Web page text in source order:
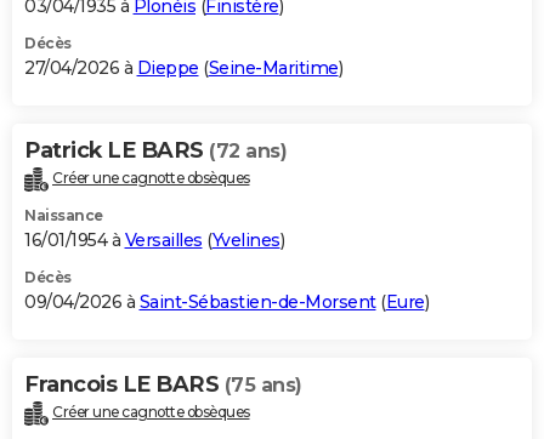
03/04/1935 à Plonéis (Finistère)
Décès
27/04/2026 à Dieppe (Seine-Maritime)
Patrick LE BARS (72 ans)
Créer une cagnotte obsèques
Naissance
16/01/1954 à Versailles (Yvelines)
Décès
09/04/2026 à Saint-Sébastien-de-Morsent(Eure)
Francois LE BARS (75 ans)
Créer une cagnotte obsèques